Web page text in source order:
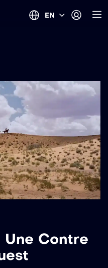
EN
Une Contre